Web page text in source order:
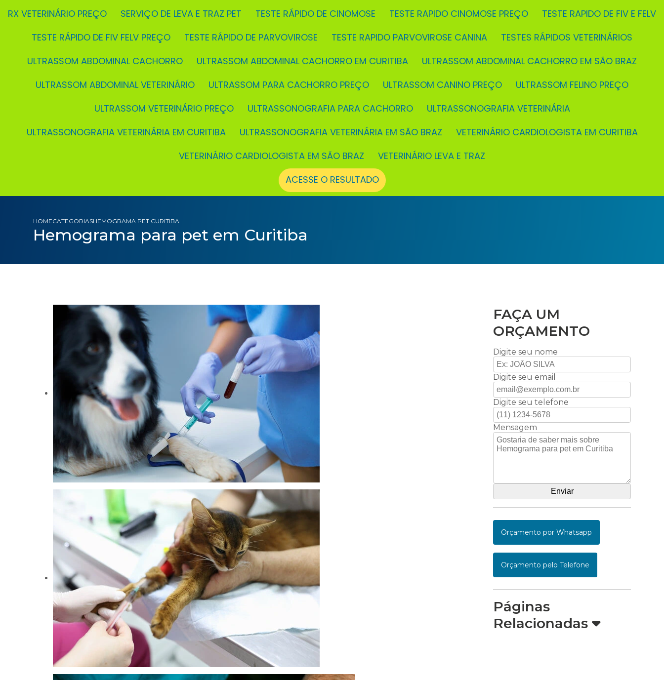
RX VETERINÁRIO PREÇO
SERVIÇO DE LEVA E TRAZ PET TESTE RÁPIDO DE CINOMOSE TESTE RAPIDO CINOMOSE PREÇO
TESTE RAPIDO DE FIV E FELV
TESTE RÁPIDO DE FIV FELV PREÇO
TESTE RÁPIDO DE PARVOVIROSE TESTE RAPIDO PARVOVIROSE CANINA
TESTES RÁPIDOS VETERINÁRIOS
ULTRASSOM ABDOMINAL CACHORRO
ULTRASSOM ABDOMINAL CACHORRO EM CURITIBA
ULTRASSOM ABDOMINAL CACHORRO EM SÃO BRAZ
ULTRASSOM ABDOMINAL VETERINÁRIO
ULTRASSOM PARA CACHORRO PREÇO ULTRASSOM CANINO PREÇO
ULTRASSOM FELINO PREÇO
ULTRASSOM VETERINÁRIO PREÇO
ULTRASSONOGRAFIA PARA CACHORRO
ULTRASSONOGRAFIA VETERINÁRIA
ULTRASSONOGRAFIA VETERINÁRIA EM CURITIBA
ULTRASSONOGRAFIA VETERINÁRIA EM SÃO BRAZ
VETERINÁRIO CARDIOLOGISTA EM CURITIBA
VETERINÁRIO CARDIOLOGISTA EM SÃO BRAZ
VETERINÁRIO LEVA E TRAZ
ACESSE O RESULTADO
HOMECATEGORIASHEMOGRAMA PET CURITIBA
Hemograma para pet em Curitiba
FAÇA UM
ORÇAMENTO
Digite seu nome
Digite seu email
Digite seu telefone
Mensagem
Orçamento por Whatsapp
Orçamento pelo Telefone
Páginas
Relacionadas